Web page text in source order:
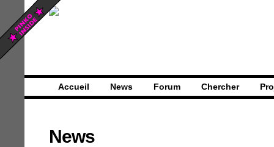
Accueil News Forum Chercher
News